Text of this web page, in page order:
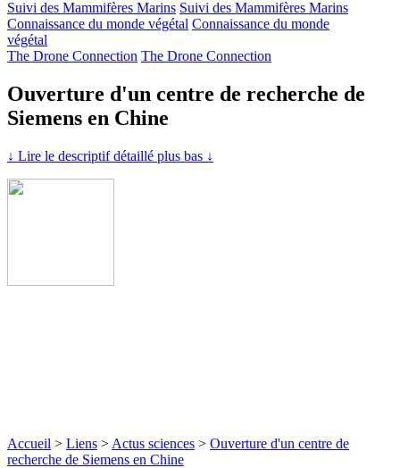
Suivi des Mammifères Marins Suivi des Mammifères Marins
Connaissance du monde végétal Connaissance du monde
végétal
The Drone Connection The Drone Connection
Ouverture d'un centre de recherche de
Siemens en Chine
↓ Lire le descriptif détaillé plus bas ↓
Accueil > Liens > Actus sciences > Ouverture d'un centre de
recherche de Siemens en Chine